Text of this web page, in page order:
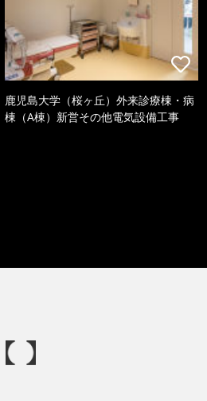
鹿児島大学（桜ヶ丘）外来診療棟・病
棟（A棟）新営その他電気設備工事